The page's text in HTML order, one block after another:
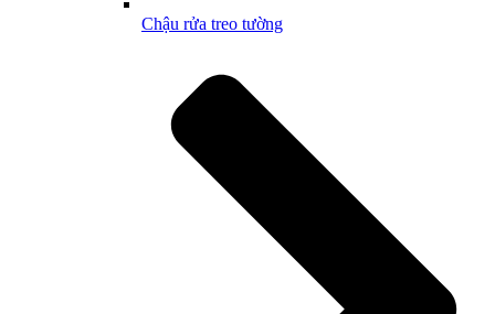
Chậu rửa treo tường